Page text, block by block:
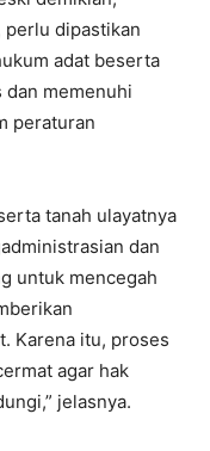
dipastikan
adat beserta
dan memenuhi
peraturan
tanah ulayatnya
dan
untuk mencegah
Karena itu, proses
agar hak
jelasnya.